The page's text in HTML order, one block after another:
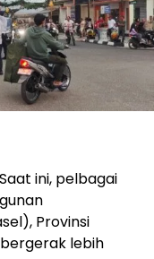
ini, pelbagai
Provinsi
lebih